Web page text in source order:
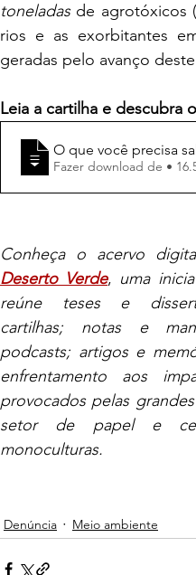
toneladas de agrotóxicos
rios e as exorbitantes
geradas pelo avanço
Leia a cartilha e descubra
O que você precisa
Fazer
Deserto Verde, uma
reúne teses e
cartilhas; notas e
podcasts; artigos e
enfrentamento aos
provocados pelas
setor de papel e
monoculturas.
Denúncia Meio ambiente